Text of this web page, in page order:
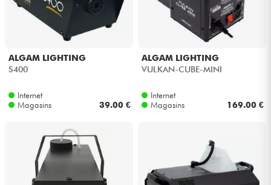
ALGAM LIGHTING
S400
Internet
Magasins
39.00 €
ALGAM LIGHTING
VULKAN-CUBE-MINI
Internet
Magasins
169.00 €